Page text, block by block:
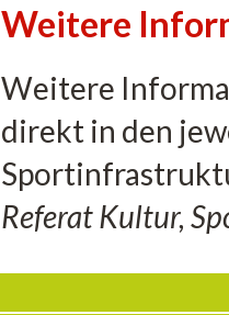
Weitere
Weitere
direkt in den
Referat Kultur,